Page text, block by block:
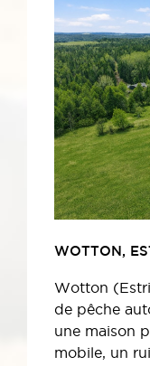
WOTTON,
Wotton
de pêche
une maison
mobile, un